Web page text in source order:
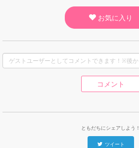
お気に入り
コメント
ともだちにシェアしよう！
ツイート